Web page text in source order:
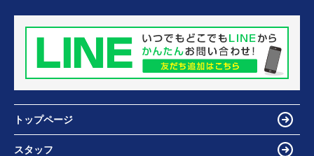
トップページ
スタッフ